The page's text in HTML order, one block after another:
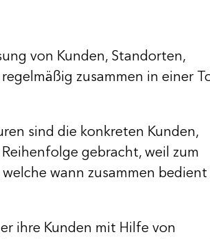
von Kunden, Standorten,
zusammen in einer
sind die konkreten Kunden,
gebracht, weil zum
wann zusammen bedient
ihre Kunden mit Hilfe von